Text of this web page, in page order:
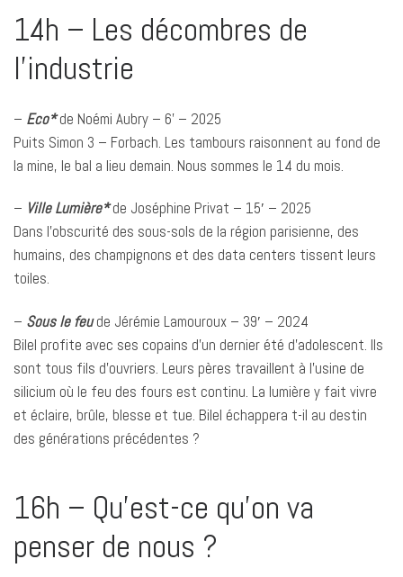
14h – Les décombres de
l’industrie
– Eco*de Noémi Aubry – 6’ – 2025
Puits Simon 3 – Forbach. Les tambours raisonnent au fond de
la mine, le bal a lieu demain. Nous sommes le 14 du mois.
– Ville Lumière*de Joséphine Privat – 15′ – 2025
Dans l’obscurité des sous-sols de la région parisienne, des
humains, des champignons et des data centers tissent leurs
toiles.
– Sous le feude Jérémie Lamouroux – 39′ – 2024
Bilel profite avec ses copains d’un dernier été d’adolescent. Ils
sont tous fils d’ouvriers. Leurs pères travaillent à l’usine de
silicium où le feu des fours est continu. La lumière y fait vivre
et éclaire, brûle, blesse et tue. Bilel échappera t-il au destin
des générations précédentes ?
16h – Qu’est-ce qu’on va
penser de nous ?